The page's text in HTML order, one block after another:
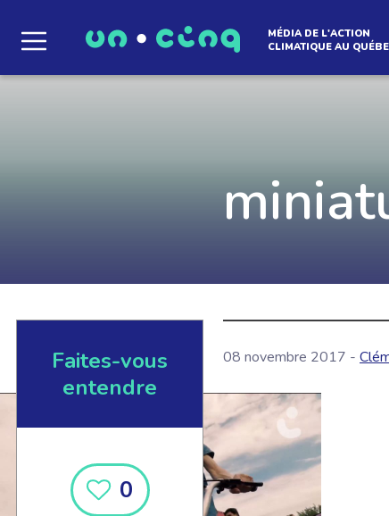
Le média qui
EN SAVOIR +
MÉDIA DE L'ACTION
CLIMATIQUE AU
Faites-vous
entendre
0
08 novembre 2017 -